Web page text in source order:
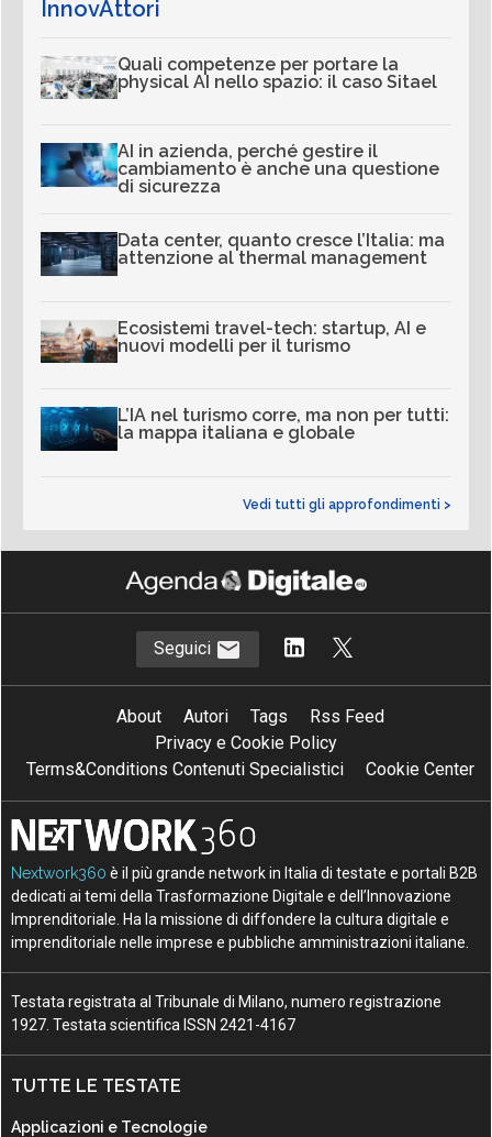
InnovAttori
Quali competenze per portare la
physical AI nello spazio: il caso Sitael
AI in azienda, perché gestire il
cambiamento è anche una questione
di sicurezza
Data center, quanto cresce l’Italia: ma
attenzione al thermal management
Ecosistemi travel-tech: startup, AI e
nuovi modelli per il turismo
L’IA nel turismo corre, ma non per tutti:
la mappa italiana e globale
Vedi tutti gli approfondimenti >
Seguici
About Autori Tags
Rss Feed
Privacy e Cookie Policy
Terms&Conditions Contenuti Specialistici
Cookie Center
Nextwork360 è il più grande network in Italia di testate e portali B2B
dedicati ai temi della Trasformazione Digitale e dell’Innovazione
Imprenditoriale. Ha la missione di diffondere la cultura digitale e
imprenditoriale nelle imprese e pubbliche amministrazioni italiane.
Testata registrata al Tribunale di Milano, numero registrazione
1927. Testata scientifica ISSN 2421-4167
TUTTE LE TESTATE
Applicazioni e Tecnologie